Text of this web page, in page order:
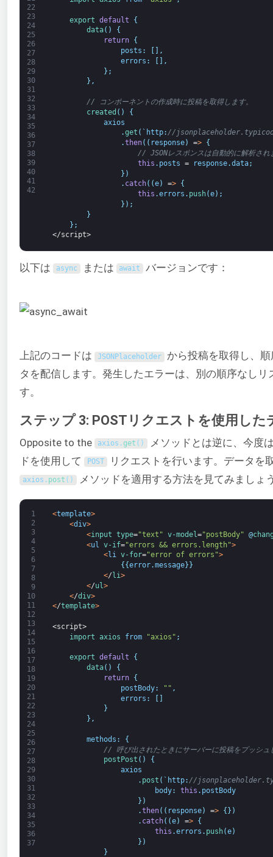
22
23
24
25
26
27
28
29
30
31
32
33
34
35
36
37
38
39
40
41
42
export default
{
data( )
{
return
{
posts :
,
errors : [ ] ,
} ;
} ,
// コンポーネントの作成時に投稿を取得します。
created ( )
{
axios
.get ( ` http: //
.then( ( response) =>
{
// JSONレスポンスは自動的に解析され
this . posts = response.data;
} )
. catch( (e) =>
{
this .errors . push(e) ;
} ) ;
}
} ;
</script>
以下は async または await バージョンです：
上記のコードは JSONPlaceholder から投稿を取得し、
タを配信します。発生したエラーは、別の順序なしリ
す。
ステップ 3: POSTリクエストを使用した
Opposite to the axios .get ( ) メソッドとは逆に、今度
ドを使用して
POST リクエストを行います。データを
axios . post ( ) メソッドを適用する方法を見てみましょ
1
2
3
4
5
6
7
8
9
10
11
12
13
14
15
16
17
18
19
20
21
22
23
24
25
26
27
28
29
30
31
32
33
34
35
36
37
<template>
<div>
<input type="text" v-model="postBody" @
<ul v-if="errors && errors.length">
<li v-for="error of errors">
{ {error.message} }
</ li>
</ul >
</div>
</template>
<script>
import axios from "axios" ;
export default
{
data( )
{
return
{
postBody: "" ,
errors : [ ]
}
} ,
methods :
{
// 呼び出されたときにサーバーに投稿をプッシュ
postPost ( )
{
axios
. post ( ` http: //
body: this . postBody
} )
.then( ( response) => { } )
. catch( (e) =>
{
this .errors . push(e)
} )
}